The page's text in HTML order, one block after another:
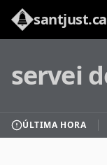
servei
ÚLTIMA HORA